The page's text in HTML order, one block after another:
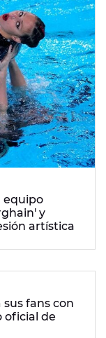
equipo
y
artística
fans con
oficial de